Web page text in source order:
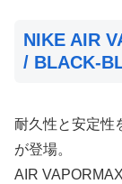
NIKE AIR
/ BLACK-
耐久性と安定性
が登場。
AIR